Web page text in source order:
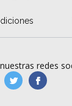
redes